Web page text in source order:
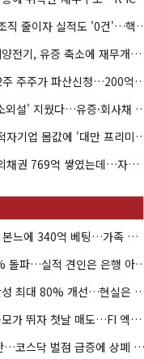
신한투자증권, IPO 조직 줄
'부채비율 955%' 계양전기, 유증 축소에 재무개선 효과 '뚝'
해성에어로보틱스, 2주 주주가 파산
한국투자증권, 'SK 소외설' 지웠
글로벌테크놀로지, 적자기업 몸값
엘앤케이바이오, 해외채권 769억 쌓였는데…자회사 4곳 자본잠식
아워홈 떠난 구미현, 본느에 340억 베팅…가족 지배체제 구축
JB금융 RORWA 2% 돌파…실
(AI 보험혁신)①생산성 최대 80%
(락업의 두얼굴)②공모가 뛰자 첫날 매도…FI 엑시트 전략 갈렸다
유증·CB 줄줄이 무산…코스닥 벌점 급증에 상폐 압박